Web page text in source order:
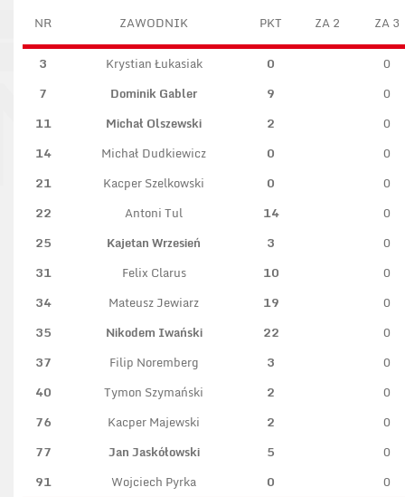
NR ZAWODNIK PKT ZA 2 ZA 3
3 Krystian Łukasiak 0
0
7
Dominik Gabler 9
0
11
Michał Olszewski 2
0
14
Michał Dudkiewicz 0
0
21
Kacper Szelkowski 0
0
22
Antoni Tul 14
0
25
Kajetan Wrzesień 3
0
31
Felix Clarus 10
0
34
Mateusz Jewiarz 19
0
35
Nikodem Iwański 22
0
37
Filip Noremberg 3
0
40
Tymon Szymański 2
0
76
Kacper Majewski 2
0
77
Jan Jaskółowski 5
0
91
Wojciech Pyrka 0
0